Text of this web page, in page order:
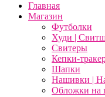
Главная
Магазин
Футболки
Худи |
Свитеры
Кепки-
Шапки
Нашивки |
Обложки на